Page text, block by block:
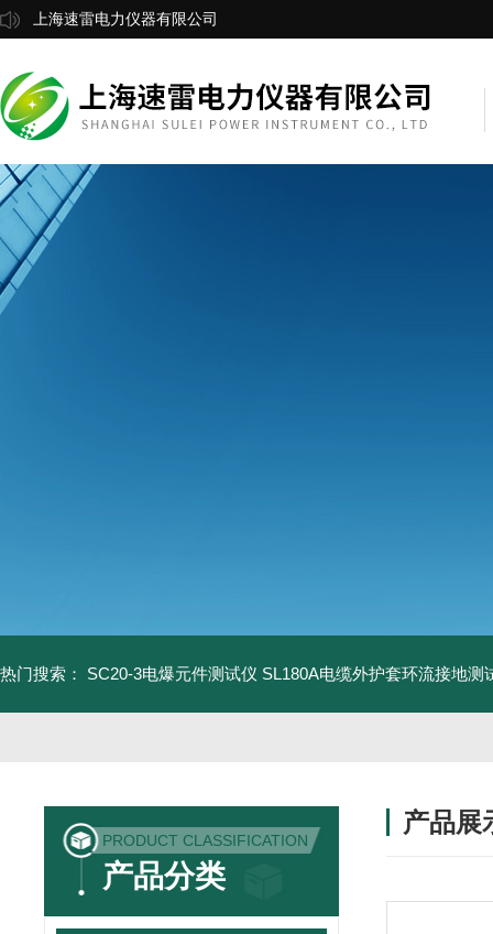
上海速雷电力仪器有限公司
热门搜索： SC20-3电爆元件测试仪 SL180A电缆外护套环流接地测
PRODUCT CLASSIFICATION
产品分类
产品展